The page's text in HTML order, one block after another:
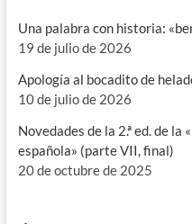
Una palabra con historia:
19 de julio de 2026
Apología al bocadito de
10 de julio de 2026
Novedades de la 2.ª ed. de
española» (parte VII, final)
20 de octubre de 2025